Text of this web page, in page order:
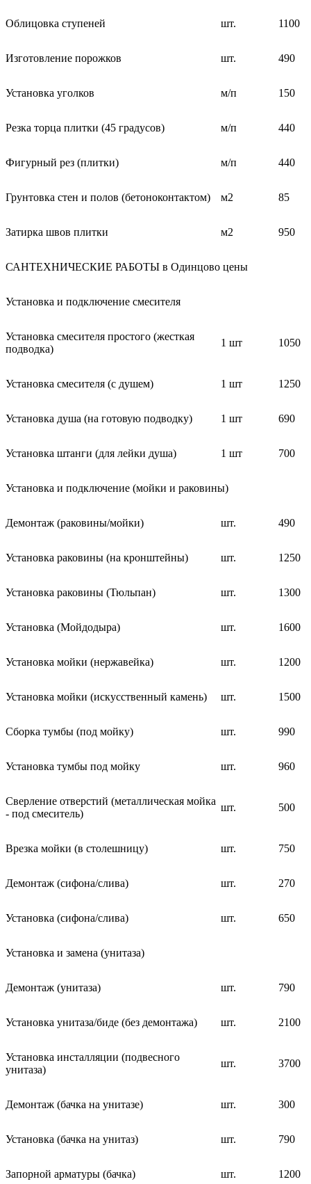
Облицовка ступеней шт. 1100
Изготовление порожков шт. 490
Установка уголков м/п 150
Резка торца плитки (45 градусов) м/п 440
Фигурный рез (плитки) м/п 440
Грунтовка стен и полов (бетоноконтактом) м2 85
Затирка швов плитки м2 950
САНТЕХНИЧЕСКИЕ РАБОТЫ в Одинцово цены
Установка и подключение смесителя
Установка смесителя простого (жесткая
подводка)
1 шт 1050
Установка смесителя (с душем) 1 шт 1250
Установка душа (на готовую подводку) 1 шт 690
Установка штанги (для лейки душа) 1 шт 700
Установка и подключение (мойки и раковины)
Демонтаж (раковины/мойки) шт. 490
Установка раковины (на кронштейны) шт. 1250
Установка раковины (Тюльпан) шт. 1300
Установка (Мойдодыра) шт. 1600
Установка мойки (нержавейка) шт. 1200
Установка мойки (искусственный камень) шт. 1500
Сборка тумбы (под мойку) шт. 990
Установка тумбы под мойку шт. 960
Сверление отверстий (металлическая мойка
- под смеситель)
шт. 500
Врезка мойки (в столешницу) шт. 750
Демонтаж (сифона/слива) шт. 270
Установка (сифона/слива) шт. 650
Установка и замена (унитаза)
Демонтаж (унитаза) шт. 790
Установка унитаза/биде (без демонтажа) шт. 2100
Установка инсталляции (подвесного
унитаза)
шт. 3700
Демонтаж (бачка на унитазе) шт. 300
Установка (бачка на унитаз) шт. 790
Запорной арматуры (бачка) шт. 1200